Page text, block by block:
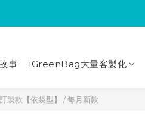
事 iGreenBag大量客製化
製款【依袋型】 /每月新款